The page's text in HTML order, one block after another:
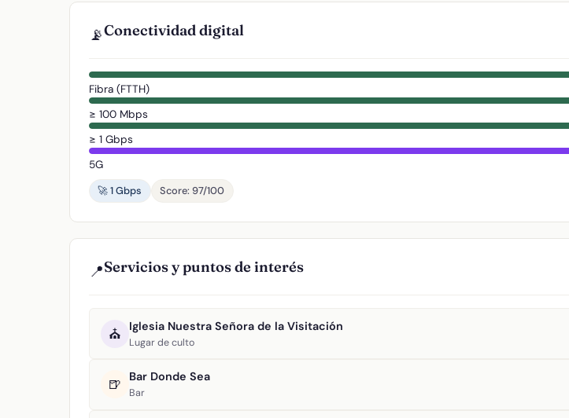
📡Conectividad digital
Fibra (FTTH)
≥ 100 Mbps
≥ 1 Gbps
5G
🚀 1 Gbps
Score: 97/100
📍Servicios y puntos de interés
⛪ Iglesia Nuestra Señora de la Visitación
Lugar de culto
🍺 Bar Donde Sea
Bar